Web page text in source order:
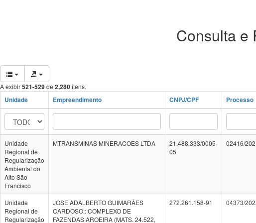
Consulta e
A exibir521-529de 2,280itens.
Unidade Empreendimento CNPJ/CPF Processo
Unidade
Regional de
Regularização
Ambiental do
Alto São
Francisco
MTRANSMINAS MINERACOES LTDA
21.488.333/0005-
05
02416/
Unidade
Regional de
Regularização
JOSE ADALBERTO GUIMARÃES
CARDOSO:: COMPLEXO DE
FAZENDAS AROEIRA (MATS. 24.522,
272.261.158-91 04373/